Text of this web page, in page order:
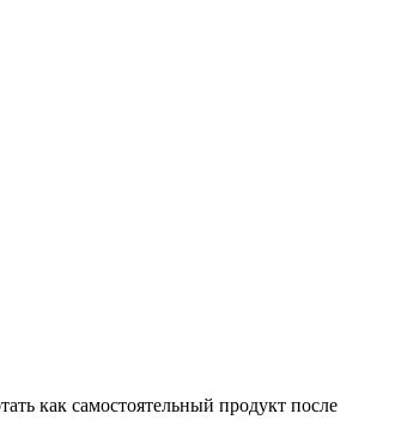
как самостоятельный продукт после